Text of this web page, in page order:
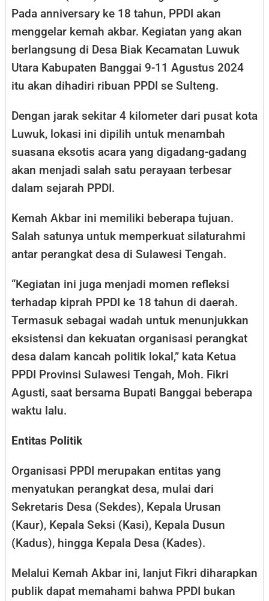
Diikuti
Ribuan
Perangkat
Desa
se
Sulteng
Pada anniversary ke 18 tahun, PPDI akan
menggelar kemah akbar. Kegiatan yang akan
berlangsung di Desa Biak Kecamatan Luwuk
Utara Kabupaten Banggai 9-11 Agustus 2024
itu akan dihadiri ribuan PPDI se Sulteng.
Dengan jarak sekitar 4 kilometer dari pusat kota
Luwuk, lokasi ini dipilih untuk menambah
suasana eksotis acara yang digadang-gadang
akan menjadi salah satu perayaan terbesar
dalam sejarah PPDI.
Kemah Akbar ini memiliki beberapa tujuan.
Salah satunya untuk memperkuat silaturahmi
antar perangkat desa di Sulawesi Tengah.
“Kegiatan ini juga menjadi momen refleksi
terhadap kiprah PPDI ke 18 tahun di daerah.
Termasuk sebagai wadah untuk menunjukkan
eksistensi dan kekuatan organisasi perangkat
desa dalam kancah politik lokal,” kata Ketua
PPDI Provinsi Sulawesi Tengah, Moh. Fikri
Agusti, saat bersama Bupati Banggai beberapa
waktu lalu.
Entitas Politik
Organisasi PPDI merupakan entitas yang
menyatukan perangkat desa, mulai dari
Sekretaris Desa (Sekdes), Kepala Urusan
(Kaur), Kepala Seksi (Kasi), Kepala Dusun
(Kadus), hingga Kepala Desa (Kades).
Melalui Kemah Akbar ini, lanjut Fikri diharapkan
publik dapat memahami bahwa PPDI bukan